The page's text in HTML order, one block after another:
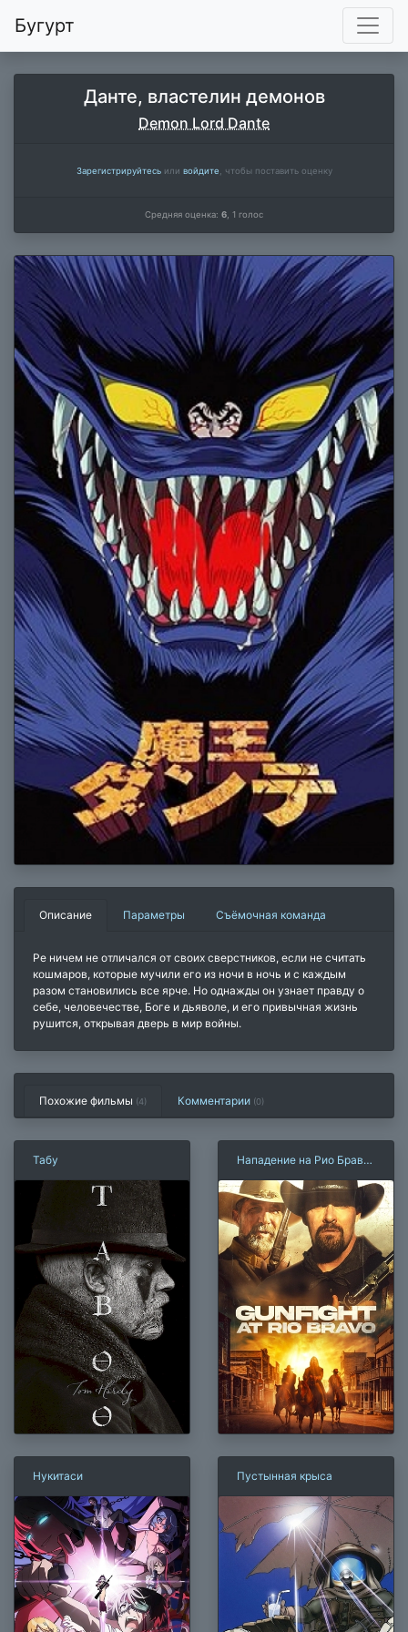
Бугурт
Данте, властелин демонов
Demon Lord Dante
Зарегистрируйтесьили войдите , чтобы поставить оценку
Средняя оценка: 6 1 голос
Описание Параметры Съёмочная команда
Ре ничем не отличался от своих сверстников, если не считать
кошмаров, которые мучили его из ночи в ночь и с каждым
разом становились все ярче. Но однажды он узнает правду о
себе, человечестве, Боге и дьяволе, и его привычная жизнь
рушится, открывая дверь в мир войны.
Похожие фильмы (4) Комментарии (0)
Табу
Нападение на Рио Браво
Нукитаси Пустынная крыса